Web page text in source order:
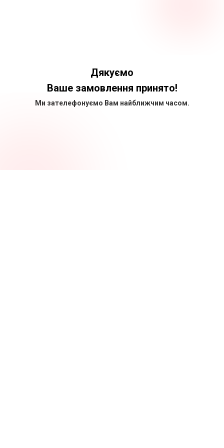
Дякуємо
Ваше замовлення принято!
Ми зателефонуємо Вам найближчим часом.